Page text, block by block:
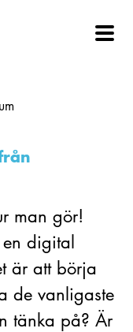
man gör!
digital
är att börja
de vanligaste
tänka på? Är